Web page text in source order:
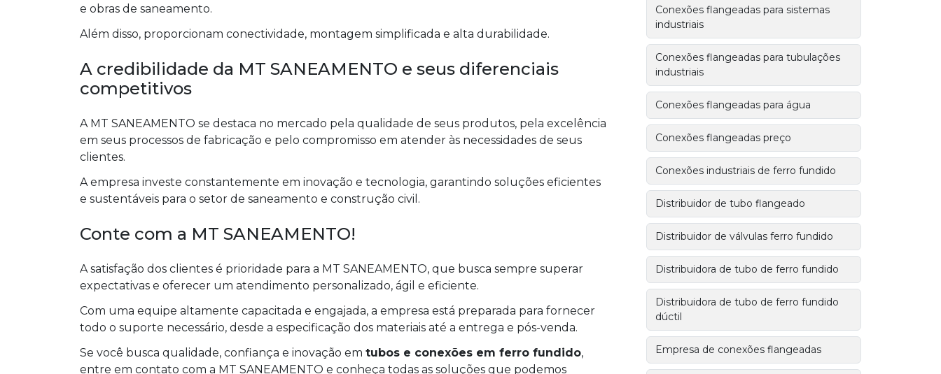
e obras de saneamento.
Além disso, proporcionam conectividade, montagem simplificada e alta durabilidade.
A credibilidade da MT SANEAMENTO e seus diferenciais
competitivos
A MT SANEAMENTO se destaca no mercado pela qualidade de seus produtos, pela excelência
em seus processos de fabricação e pelo compromisso em atender às necessidades de seus
clientes.
A empresa investe constantemente em inovação e tecnologia, garantindo soluções eficientes
e sustentáveis para o setor de saneamento e construção civil.
Conte com a MT SANEAMENTO!
A satisfação dos clientes é prioridade para a MT SANEAMENTO, que busca sempre superar
expectativas e oferecer um atendimento personalizado, ágil e eficiente.
Com uma equipe altamente capacitada e engajada, a empresa está preparada para fornecer
todo o suporte necessário, desde a especificação dos materiais até a entrega e pós-venda.
Se você busca qualidade, confiança e inovação em tubos e conexões em ferro fundido,
entre em contato com a MT SANEAMENTO e conheça todas as soluções que podemos
Conexões flangeadas para sistemas
industriais
Conexões flangeadas para tubulações
industriais
Conexões flangeadas para água
Conexões flangeadas preço
Conexões industriais de ferro fundido
Distribuidor de tubo flangeado
Distribuidor de válvulas ferro fundido
Distribuidora de tubo de ferro fundido
Distribuidora de tubo de ferro fundido
dúctil
Empresa de conexões flangeadas